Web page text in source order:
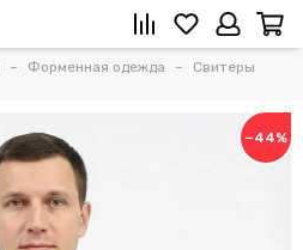
Форменная одежда
Свитеры
−44%